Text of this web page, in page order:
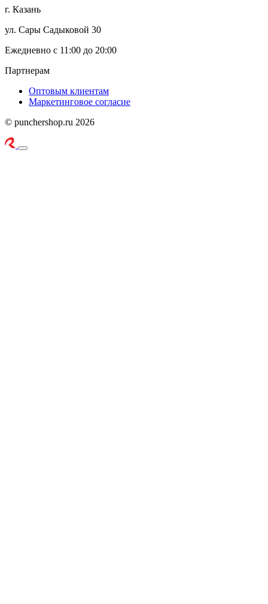
г. Казань
ул. Сары Садыковой 30
Ежедневно с 11:00 до 20:00
Партнерам
Оптовым клиентам
Маркетинговое согласие
© punchershop.ru 2026